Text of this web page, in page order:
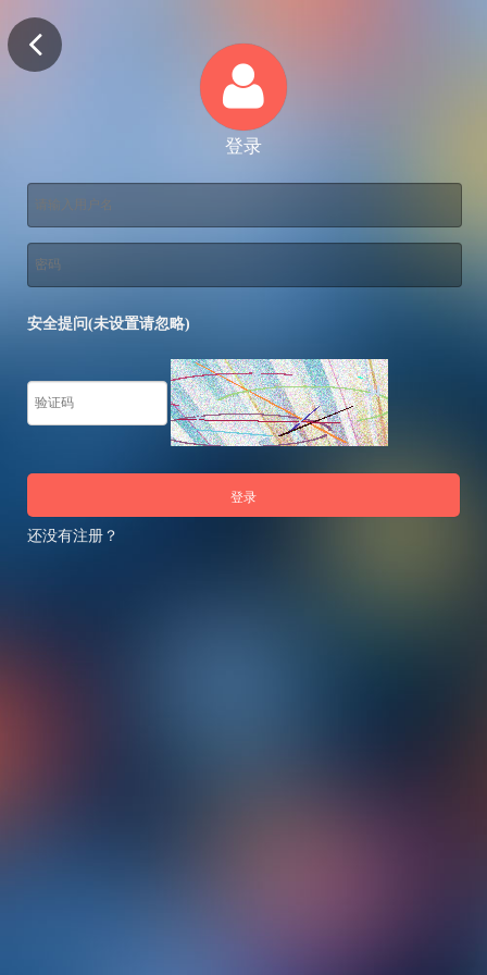
登录
安全提问(未设置请忽略)
登录
还没有注册？